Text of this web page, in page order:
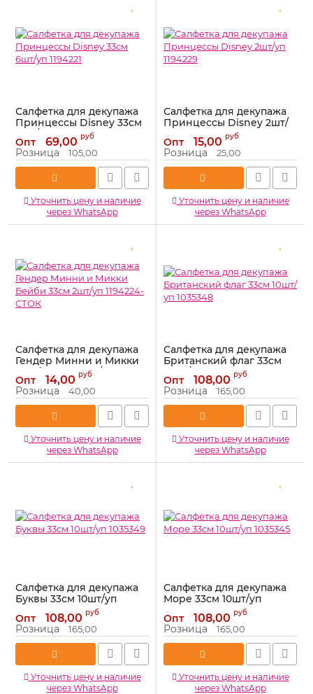
Салфетка для декупажа
Принцессы Disney 33см
6шт/уп 1194221
Артикул: 1194221
Опт 69,00 руб
Розница 105,00
Уточнить цену и наличие
через WhatsApp
Салфетка для декупажа
Принцессы Disney 2шт/
Артикул: 1194229
Опт 15,00 руб
Розница 25,00
Уточнить цену и наличие
через WhatsApp
Салфетка для декупажа
Гендер Минни и Микки
Бейби 33см 2шт/уп
1194224-СТОК
Артикул: 1194224-СТОК
Опт 14,00 руб
Розница 40,00
Уточнить цену и наличие
через WhatsApp
Салфетка для декупажа
Британский флаг 33см
10шт/уп 1035348
Артикул: 1035348
Опт 108,00 руб
Розница 165,00
Уточнить цену и наличие
через WhatsApp
Салфетка для декупажа
Буквы 33см 10шт/уп
Артикул: 1035349
Опт 108,00 руб
Розница 165,00
Уточнить цену и наличие
через WhatsApp
Салфетка для декупажа
Море 33см 10шт/уп
Артикул: 1035345
Опт 108,00 руб
Розница 165,00
Уточнить цену и наличие
через WhatsApp